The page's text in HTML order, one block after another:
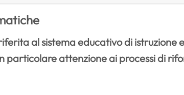
al sistema educativo di istruzione
particolare attenzione ai processi di